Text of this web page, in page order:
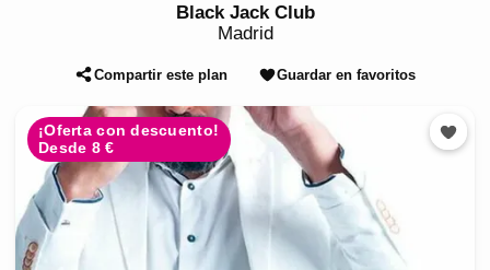
Black Jack Club
Madrid
Compartir este plan Guardar en favoritos
¡Oferta con descuento!
Desde 8 €